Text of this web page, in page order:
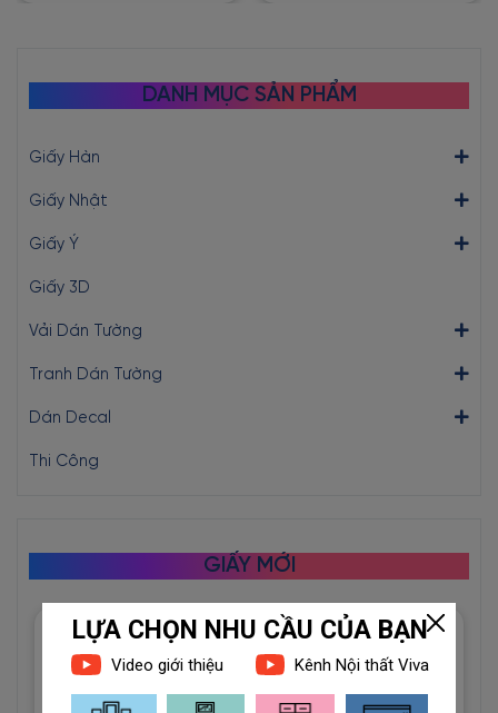
DANH MỤC SẢN PHẨM
Giấy Hàn
Giấy Nhật
Giấy Ý
Giấy 3D
Vải Dán Tường
Tranh Dán Tường
Dán Decal
Thi Công
GIẤY MỚI
Giấy Dán Tường Imperial Mã
81012-3 Họa Tiết Hình Học
Độc Đáo